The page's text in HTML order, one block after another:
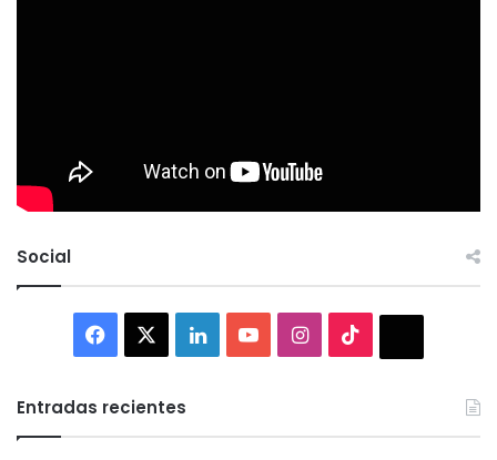
Social
Facebook LinkedInYouTubeInstagram
Entradas recientes